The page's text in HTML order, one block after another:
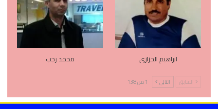
ابراهيم الجزازي محمد رجب
السابق التالي 1 من 138